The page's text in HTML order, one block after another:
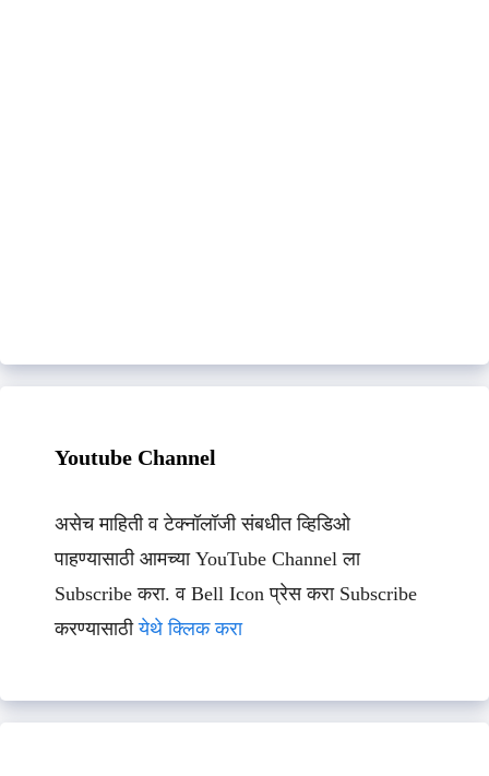
Youtube Channel
असेच माहिती व टेक्नॉलॉजी संबधीत व्हिडिओ
पाहण्यासाठी आमच्या YouTube Channel ला
Subscribe करा. व Bell Icon प्रेस करा Subscribe
करण्यासाठीयेथे क्लिक करा